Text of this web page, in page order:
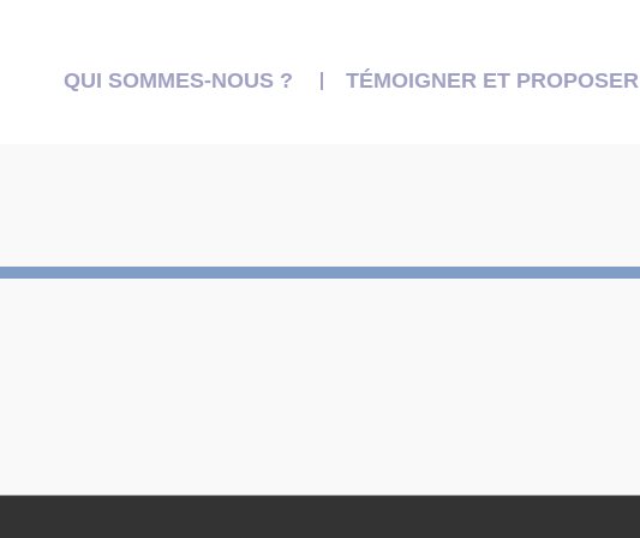
QUI SOMMES-NOUS ? TÉMOIGNER ET PROPOSER